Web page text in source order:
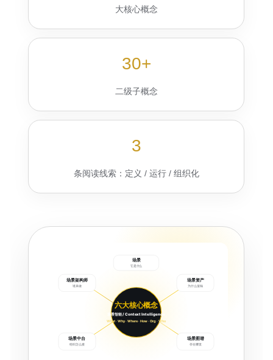
大核心概念
30+
二级子概念
3
条阅读线索：定义 / 运行 / 组织化
六大核心概念
场景智能 / Context Intelligence
What · Why · Where · How · Org · Who
场景
它是什么
场景资产
为什么值钱
场景图谱
存在哪里
场景中台
组织怎么接
场景架构师
谁来做